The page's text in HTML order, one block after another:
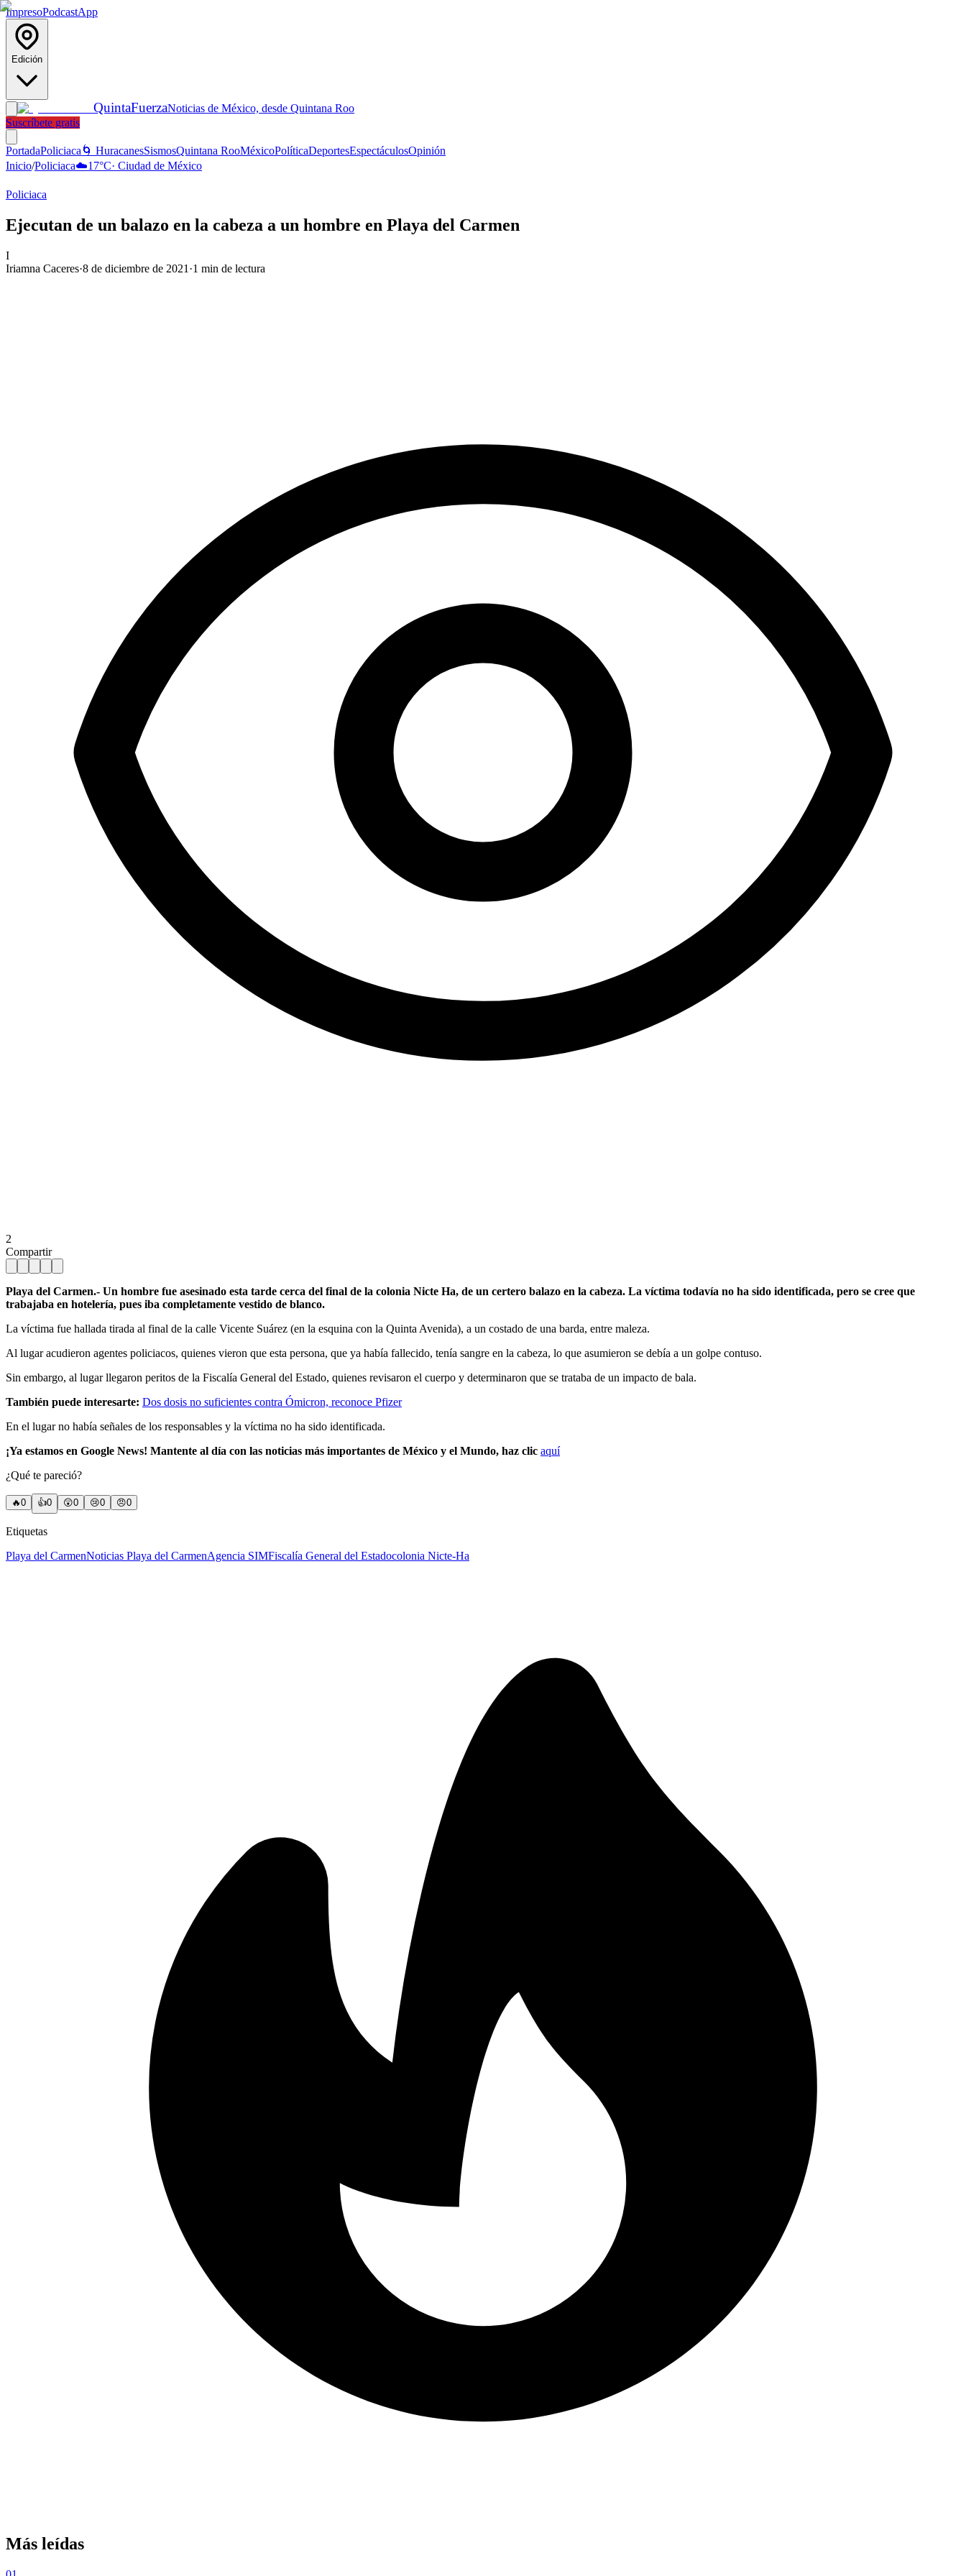
ImpresoPodcastApp
Edición
QuintaFuerzaNoticias de México, desde Quintana Roo
Suscríbete gratis
PortadaPoliciaca 🌀 HuracanesSismosQuintana RooMéxicoPolíticaDeportesEspectáculosOpinión
Inicio/Policiaca☁️17°C· Ciudad de México
Policiaca
Ejecutan de un balazo en la cabeza a un hombre en Playa del Carmen
I
Iriamna Caceres·8 de diciembre de 2021 ·1 min de lectura
2
Compartir
Playa del Carmen.- Un hombre fue asesinado esta tarde cerca del final de la colonia Nicte Ha, de un certero balazo en la cabeza. La víctima todavía no ha sido identificada, pero se cree que
trabajaba en hotelería, pues iba completamente vestido de blanco.
La víctima fue hallada tirada al final de la calle Vicente Suárez (en la esquina con la Quinta Avenida), a un costado de una barda, entre maleza.
Al lugar acudieron agentes policiacos, quienes vieron que esta persona, que ya había fallecido, tenía sangre en la cabeza, lo que asumieron se debía a un golpe contuso.
Sin embargo, al lugar llegaron peritos de la Fiscalía General del Estado, quienes revisaron el cuerpo y determinaron que se trataba de un impacto de bala.
También puede interesarte: Dos dosis no suficientes contra Ómicron, reconoce Pfizer
En el lugar no había señales de los responsables y la víctima no ha sido identificada.
¡Ya estamos en Google News! Mantente al día con las noticias más importantes de México y el Mundo, haz clic aquí
¿Qué te pareció?
🔥0 👍0 😲0 😢0 😠0
Etiquetas
Playa del CarmenNoticias Playa del CarmenAgencia SIMFiscalía General del Estadocolonia Nicte-Ha
Más leídas